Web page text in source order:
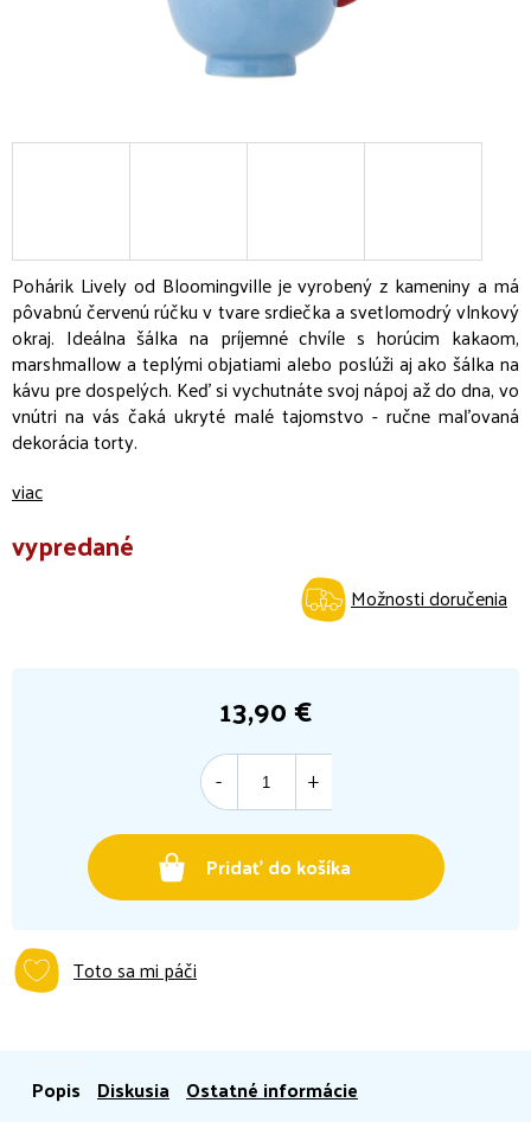
vypredané
Možnosti doručenia
Pohárik Lively od Bloomingville je vyrobený z kameniny a má
pôvabnú červenú rúčku v tvare srdiečka a svetlomodrý vlnkový
okraj. Ideálna šálka na príjemné chvíle s horúcim kakaom,
marshmallow a teplými objatiami alebo poslúži aj ako šálka na
kávu pre dospelých. Keď si vychutnáte svoj nápoj až do dna, vo
vnútri na vás čaká ukryté malé tajomstvo - ručne maľovaná
dekorácia torty.
viac
Toto sa mi páči
13,90 €
cena:
Pridať do košíka
Popis Diskusia Ostatné informácie